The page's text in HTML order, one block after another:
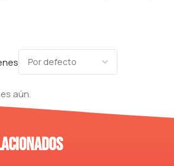
aún.